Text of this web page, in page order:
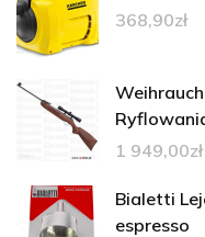
368,90zł
1 949,00zł
Bialetti
espresso